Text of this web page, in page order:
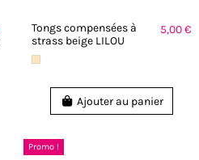
Tongs compensées à
strass beige LILOU
5,00 €
Ajouter au panier
Promo !